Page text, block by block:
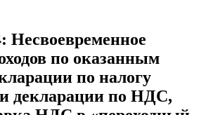
по оказанным
по налогу
декларации по НДС,